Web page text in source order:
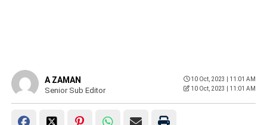
A ZAMAN
Senior Sub Editor
10 Oct, 2023 | 11:01 AM
10 Oct, 2023 | 11:01 AM